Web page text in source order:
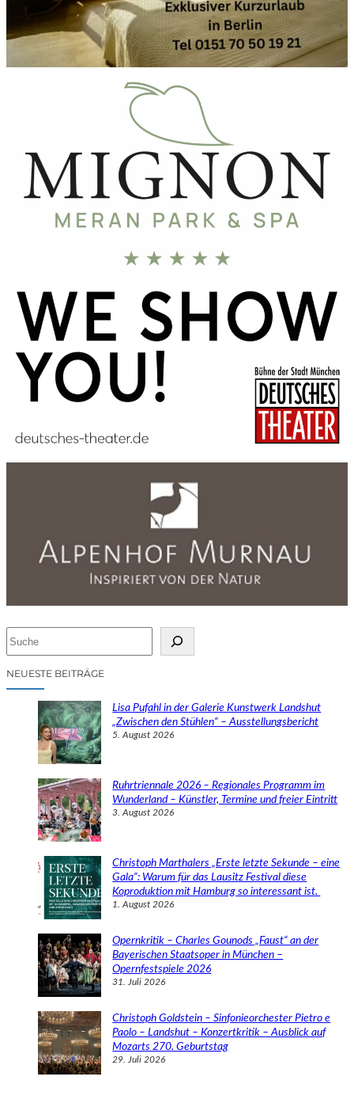
cNEUESTE BEITRÄGE
Lisa Pufahl in der Galerie Kunstwerk Landshut
„Zwischen den Stühlen“ – Ausstellungsbericht
5. August 2026
Ruhrtriennale 2026 – Regionales Programm im
Wunderland – Künstler, Termine und freier Eintritt
3. August 2026
Christoph Marthalers „Erste letzte Sekunde – eine
Gala“: Warum für das Lausitz Festival diese
Koproduktion mit Hamburg so interessant ist.
1. August 2026
Opernkritik – Charles Gounods „Faust“ an der
Bayerischen Staatsoper in München –
Opernfestspiele 2026
31. Juli 2026
Christoph Goldstein – Sinfonieorchester Pietro e
Paolo – Landshut – Konzertkritik – Ausblick auf
Mozarts 270. Geburtstag
29. Juli 2026